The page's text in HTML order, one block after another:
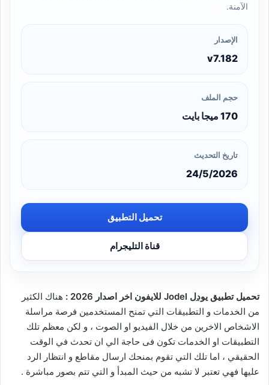
الآمنة.
الإصدار
v7.182
حجم الملف
170 ميجا بايت
تاريخ التحديث
24/5/2026
تحميل التطبيق
قناة التليجرام
تحميل تطبيق يودل اخر اصدار 2026 :
هناك الكثير
من الخدمات و التطبيقات التي تمنح المستخدمين فرصة مراسلة
الاشخاص الاخرين من خلال الفيديو او الصوت ، و لكن معظم تلك
التطبيقات او الخدمات تكون فى حاجة الي ان تحدث في الوقت
الحقيقي ، اما تلك التي تقوم بمنحك ارسال مقاطع و انتظار الرد
عليها فهي تعتبر لا تشبه من حيث المبدأ و التي تتم بصور مباشرة .